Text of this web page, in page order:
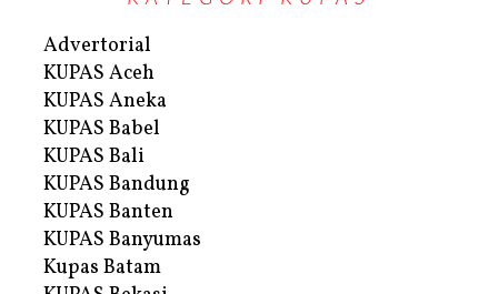
Advertorial
KUPAS Aceh
KUPAS Aneka
KUPAS Babel
KUPAS Bali
KUPAS Bandung
KUPAS Banten
KUPAS Banyumas
Kupas Batam